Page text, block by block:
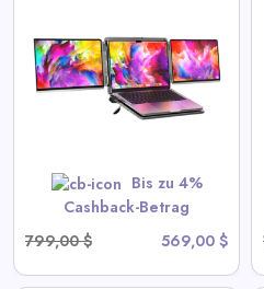
Bis zu 4%
Cashback-Betrag
799,00 $
569,00 $
Adapter
View All Ottocast Deals
Jetzt einkaufen